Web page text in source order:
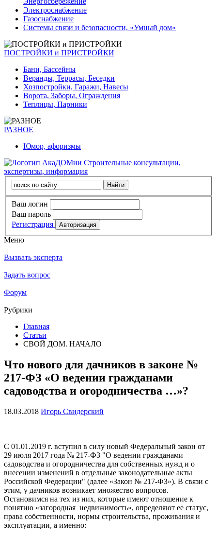
Электроснабжение
Газоснабжение
Системы связи и безопасности, «Умный дом»
ПОСТРОЙКИ и ПРИСТРОЙКИ
Бани, Бассейны
Веранды, Террасы, Беседки
Хозпостройки, Гаражи, Навесы
Ворота, Заборы, Ограждения
Теплицы, Парники
РАЗНОЕ
Юмор, афоризмы
Строительные консультации,
экспертизы, информация
Ваш логин
Ваш пароль
Регистрация
Меню
Вызвать эксперта
Задать вопрос
Форум
Рубрики
Главная
Статьи
СВОЙ ДОМ. НАЧАЛО
Что нового для дачников в законе №
217-ФЗ «О ведении гражданами
садоводства и огородничества …»?
18.03.2018 Игорь Свидерский
С 01.01.2019 г. вступил в силу новый Федеральный закон от
29 июля 2017 года № 217-ФЗ "О ведении гражданами
садоводства и огородничества для собственных нужд и о
внесении изменений в отдельные законодательные акты
Российской Федерации" (далее «Закон № 217-ФЗ»). В связи с
этим, у дачников возникает множество вопросов.
Остановимся на тех из них, которые имеют отношение к
понятию «загородная недвижимость», определяют ее статус,
права собственности, нормы строительства, проживания и
эксплуатации, а именно: